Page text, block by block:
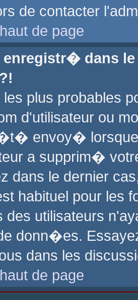
de contacter
de page
enregistr� dans
les plus probables
d'utilisateur ou
envoy�
a supprim�
dans le dernier
habituel pour les
des utilisateurs
donn�es.
dans les
de page